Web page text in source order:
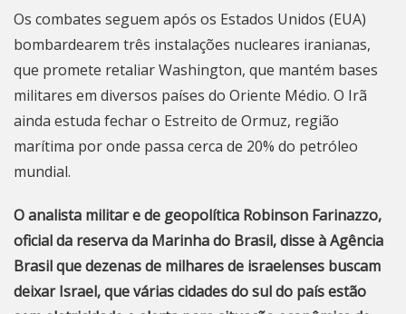
Os combates seguem após os Estados Unidos (EUA)
bombardearem três instalações nucleares iranianas,
que promete retaliar Washington, que mantém bases
militares em diversos países do Oriente Médio. O Irã
ainda estuda fechar o Estreito de Ormuz, região
marítima por onde passa cerca de 20% do petróleo
mundial.
O analista militar e de geopolítica Robinson Farinazzo,
oficial da reserva da Marinha do Brasil, disse à Agência
Brasil que dezenas de milhares de israelenses buscam
deixar Israel, que várias cidades do sul do país estão